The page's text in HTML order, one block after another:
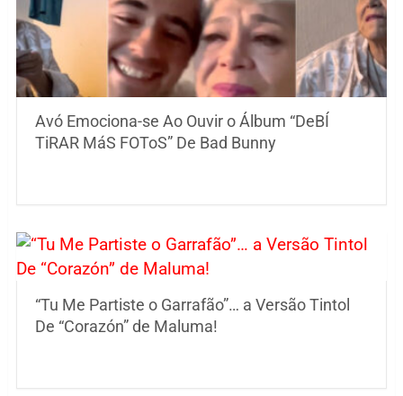
Avó Emociona-se Ao Ouvir o Álbum “DeBÍ
TiRAR MáS FOToS” De Bad Bunny
“Tu Me Partiste o Garrafão”… a Versão Tintol
De “Corazón” de Maluma!